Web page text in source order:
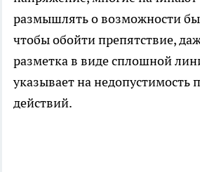
размышлять о возможности
чтобы обойти препятствие,
разметка в виде сплошной
указывает на недопустимость
действий.